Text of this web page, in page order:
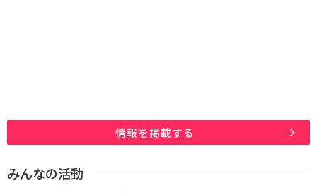
情報を掲載する
みんなの活動